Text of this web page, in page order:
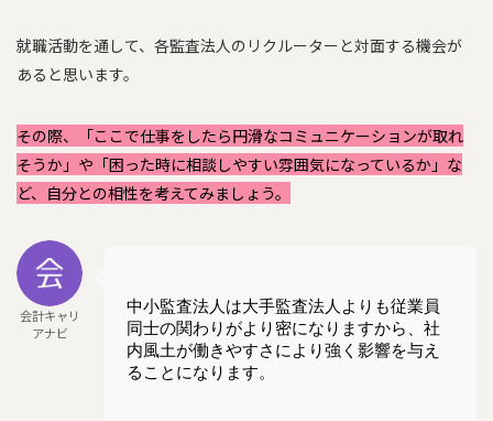
就職活動を通して、各監査法人のリクルーターと対面する機会が
あると思います。
その際、「ここで仕事をしたら円滑なコミュニケーションが取れ
そうか」や「困った時に相談しやすい雰囲気になっているか」な
ど、自分との相性を考えてみましょう。
会計キャリ
アナビ
中小監査法人は大手監査法人よりも従業員
同士の関わりがより密になりますから、社
内風土が働きやすさにより強く影響を与え
ることになります。